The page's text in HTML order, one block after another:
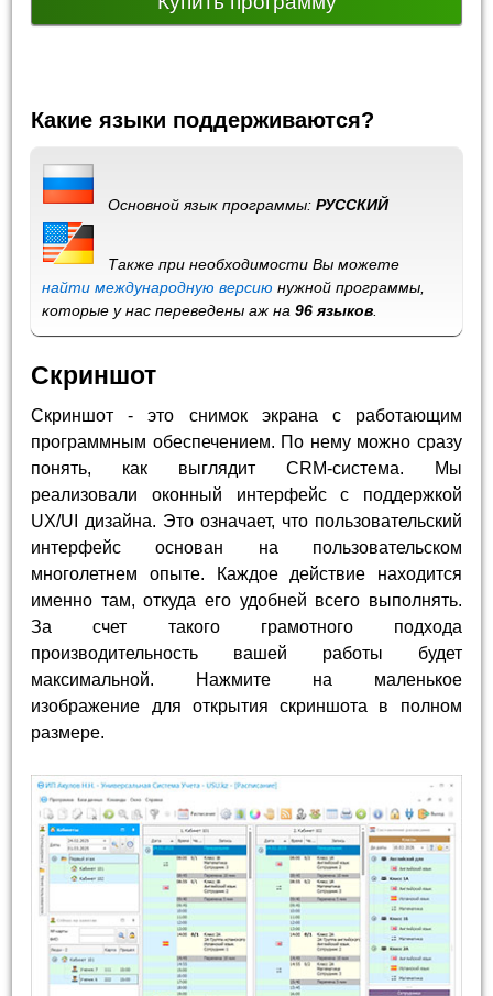
Какие языки поддерживаются?
Основной язык программы:РУССКИЙ
Также при необходимости Вы можете
найти международную версию нужной программы,
которые у нас переведены аж на96 языков
Скриншот
Скриншот - это снимок экрана с работающим
программным обеспечением. По нему можно сразу
понять, как выглядит CRM-система. Мы
реализовали оконный интерфейс с поддержкой
UX/UI дизайна. Это означает, что пользовательский
интерфейс основан на пользовательском
многолетнем опыте. Каждое действие находится
именно там, откуда его удобней всего выполнять.
За счет такого грамотного подхода
производительность вашей работы будет
максимальной. Нажмите на маленькое
изображение для открытия скриншота в полном
размере.